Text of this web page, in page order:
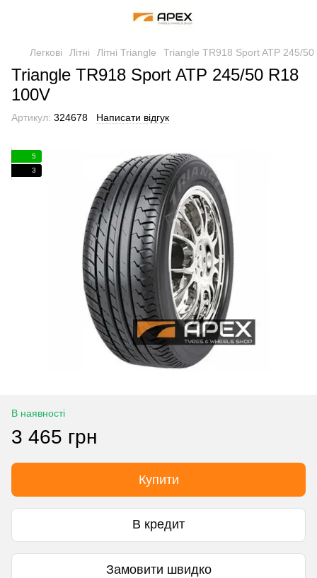
Легкові Літні Літні Triangle Triangle TR918 Sport ATP 245/
Triangle TR918 Sport ATP 245/50 R18
100V
Артикул: 324678 Написати відгук
5
3
В наявності
3 465 грн
Купити
В кредит
Замовити швидко